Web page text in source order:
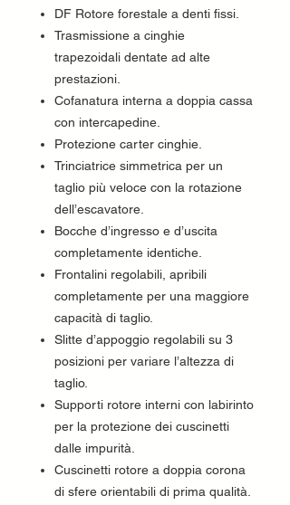
DF Rotore forestale a denti fissi.
Trasmissione a cinghie
trapezoidali dentate ad alte
prestazioni.
Cofanatura interna a doppia cassa
con intercapedine.
Protezione carter cinghie.
Trinciatrice simmetrica per un
taglio più veloce con la rotazione
dell’escavatore.
Bocche d’ingresso e d’uscita
completamente identiche.
Frontalini regolabili, apribili
completamente per una maggiore
capacità di taglio.
Slitte d’appoggio regolabili su 3
posizioni per variare l’altezza di
taglio.
Supporti rotore interni con labirinto
per la protezione dei cuscinetti
dalle impurità.
Cuscinetti rotore a doppia corona
di sfere orientabili di prima qualità.